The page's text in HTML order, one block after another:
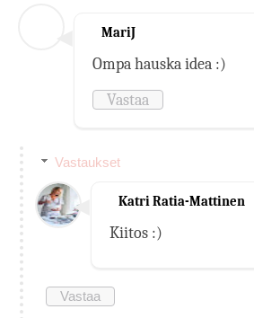
MariJ
Ompa hauska idea :)
Vastaa
Vastaukset
Katri Ratia-Mattinen
Kiitos :)
Vastaa